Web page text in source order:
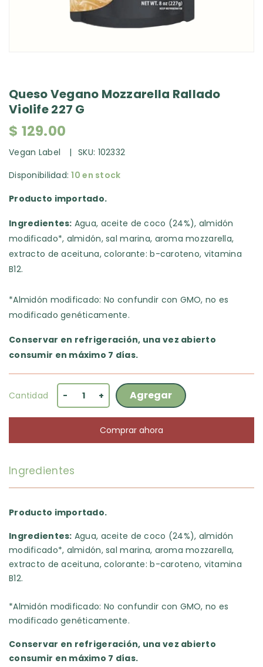
Queso Vegano Mozzarella Rallado
Violife 227 G
$ 129.00
Vegan Label SKU: 102332
Disponibilidad: 10 en stock
Producto importado.
Ingredientes: Agua, aceite de coco (24%), almidón
modificado*, almidón, sal marina, aroma mozzarella,
extracto de aceituna, colorante: b-caroteno, vitamina
B12.
*Almidón modificado: No confundir con GMO, no es
modificado genéticamente.
Conservar en refrigeración, una vez abierto
consumir en máximo 7 días.
Cantidad - + Agregar
Comprar ahora
Ingredientes
Producto importado.
Ingredientes: Agua, aceite de coco (24%), almidón
modificado*, almidón, sal marina, aroma mozzarella,
extracto de aceituna, colorante: b-caroteno, vitamina
B12.
*Almidón modificado: No confundir con GMO, no es
modificado genéticamente.
Conservar en refrigeración, una vez abierto
consumir en máximo 7 días.